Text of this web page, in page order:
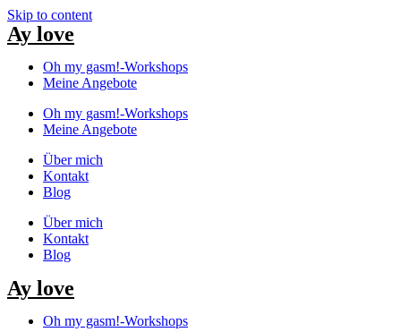
Skip to content
Ay love
Oh my gasm!-Workshops
Meine Angebote
Oh my gasm!-Workshops
Meine Angebote
Über mich
Kontakt
Blog
Über mich
Kontakt
Blog
Ay love
Oh my gasm!-Workshops